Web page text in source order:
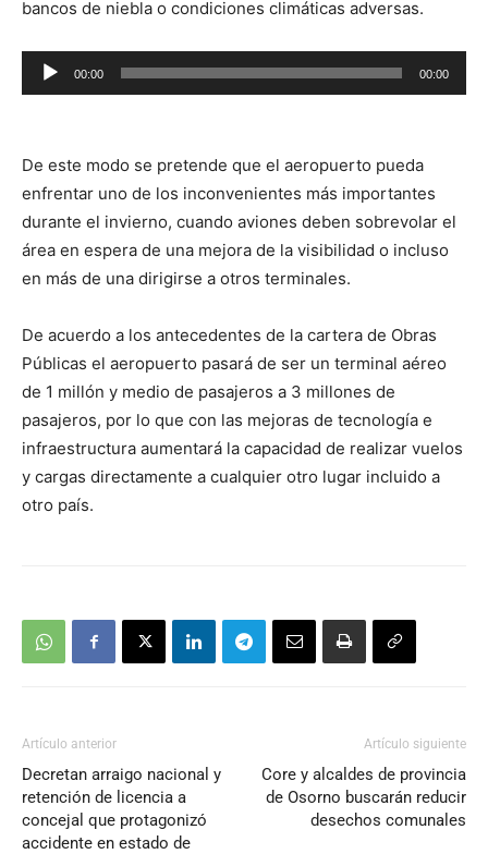
bancos de niebla o condiciones climáticas adversas.
Reproductor
de
00:00 00:00
De este modo se pretende que el aeropuerto pueda
enfrentar uno de los inconvenientes más importantes
durante el invierno, cuando aviones deben sobrevolar el
área en espera de una mejora de la visibilidad o incluso
en más de una dirigirse a otros terminales.
De acuerdo a los antecedentes de la cartera de Obras
Públicas el aeropuerto pasará de ser un terminal aéreo
de 1 millón y medio de pasajeros a 3 millones de
pasajeros, por lo que con las mejoras de tecnología e
infraestructura aumentará la capacidad de realizar vuelos
y cargas directamente a cualquier otro lugar incluido a
otro país.
Artículo anterior
Decretan arraigo nacional y
retención de licencia a
concejal que protagonizó
accidente en estado de
Artículo siguiente
Core y alcaldes de provincia
de Osorno buscarán reducir
desechos comunales